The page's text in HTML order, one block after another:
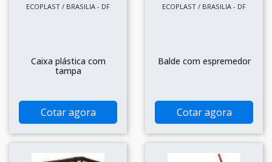
ECOPLAST / BRASILIA - DF
Caixa plástica com
tampa
Cotar agora
ECOPLAST / BRASILIA - DF
Balde com espremedor
Cotar agora